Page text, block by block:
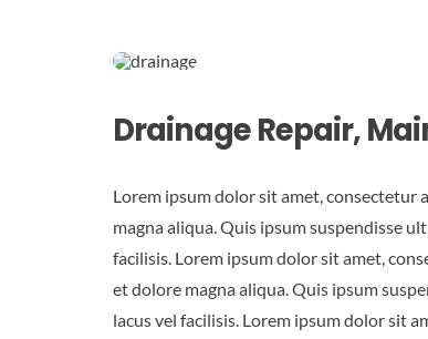
Drainage Repair,
Lorem ipsum dolor sit amet,
magna aliqua. Quis ipsum suspendisse
facilisis. Lorem ipsum dolor sit amet,
et dolore magna aliqua. Quis ipsum
lacus vel facilisis. Lorem ipsum dolor sit